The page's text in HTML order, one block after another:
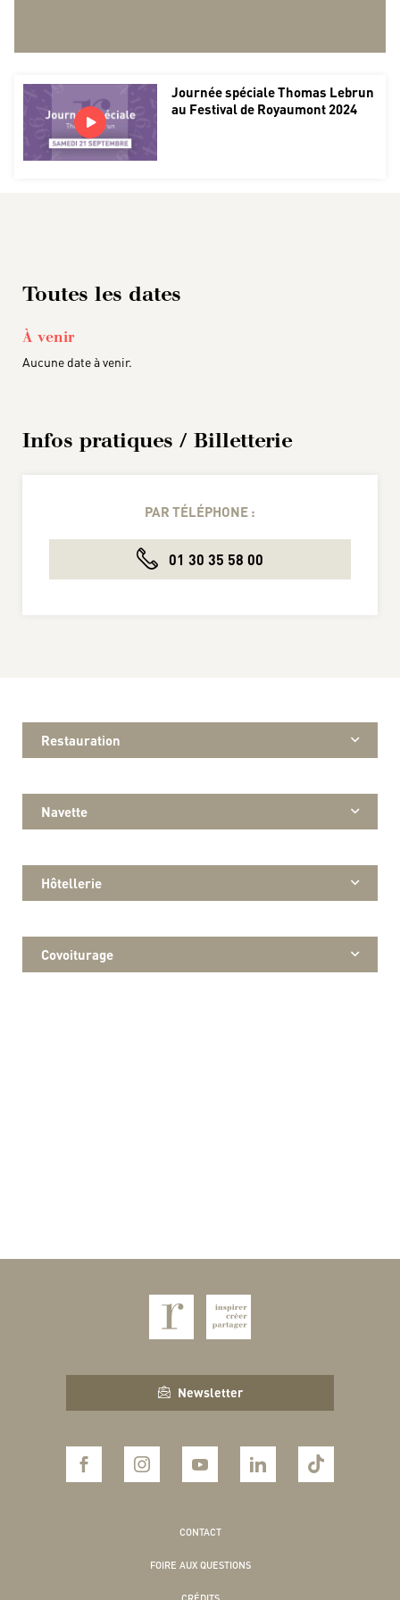
Journée spéciale Thomas Lebrun
au Festival de Royaumont 2024
Toutes les dates
À venir
Aucune date à venir.
Infos pratiques / Billetterie
PAR TÉLÉPHONE :
01 30 35 58 00
Restauration
Navette
Hôtellerie
Covoiturage
Newsletter
CONTACT
FOIRE AUX QUESTIONS